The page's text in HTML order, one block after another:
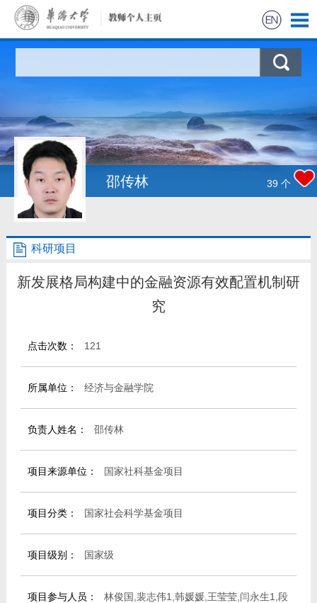
科学研究
教学研究
获奖信息
招生信息
学生信息
我的相册
邵传林 39 个
科研项目
新发展格局构建中的金融资源有效配置机制研
究
点击次数： 121
所属单位： 经济与金融学院
负责人姓名： 邵传林
项目来源单位： 国家社科基金项目
项目分类： 国家社会科学基金项目
项目级别： 国家级
项目参与人员：
林俊国,裴志伟1,韩媛媛,王莹莹,闫永生1,段